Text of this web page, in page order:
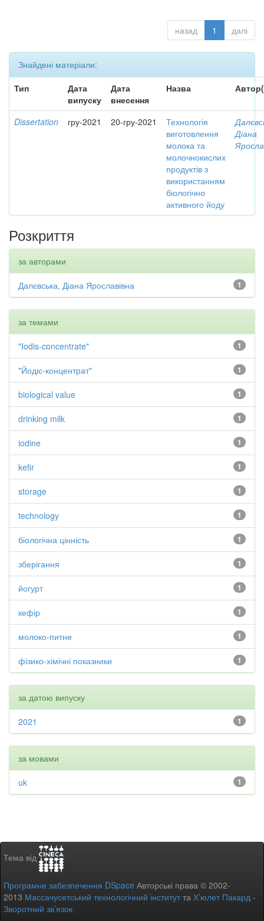
назад 1 далі
Знайдені матеріали:
Тип
Дата
випуску
Дата
внесення
Назва
Dissertation гру-2021 20-гру-2021
Технологія
виготовлення
молока та
молочнокислих
продуктів з
використанням
біологічно
активного йоду
Діана
Розкриття
за авторами
1
Далєвська, Діана Ярославівна
за темами
1
"Iodis-concentrate"
1
"Йодіс-концентрат"
1
biological value
1
drinking milk
1
iodine
1
kefir
1
storage
1
technology
1
біологічна цінність
1
зберігання
1
йогурт
1
кефір
1
молоко-питне
1
фізико-хімічні показники
за датою випуску
1
2021
за мовами
1
uk
Тема від
Програмне забезпечення DSpace Авторські права © 2002-
2013 Массачусетський технологічний інститутта Х’юлет Пакард -
Зворотний зв’язок